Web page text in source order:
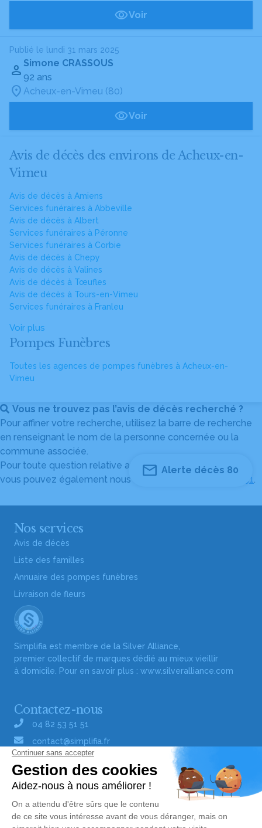
Voir
Publié le lundi 31 mars 2025
Simone CRASSOUS
92 ans
Acheux-en-Vimeu (80)
Voir
Avis de décès des environs de Acheux-en-
Vimeu
Avis de décès à Amiens
Services funéraires à Abbeville
Avis de décès à Albert
Services funéraires à Péronne
Services funéraires à Corbie
Avis de décès à Chepy
Avis de décès à Valines
Avis de décès à Tœufles
Avis de décès à Tours-en-Vimeu
Services funéraires à Franleu
Voir plus
Pompes Funèbres
Toutes les agences de pompes funèbres à Acheux-en-
Vimeu
Vous ne trouvez pas l’avis de décès recherché ?
Pour affiner votre recherche, utilisez la barre de recherche
en renseignant le nom de la personne concernée ou la
commune associée.
Pour toute question relative au fonctionnement du site,
vous pouvez également nous contacter au
04 82 53 51 51.
Alerte décès 80
Nos services
Avis de décès
Liste des familles
Annuaire des pompes funèbres
Livraison de fleurs
Simplifia est membre de la Silver Alliance,
premier collectif de marques dédié au mieux vieillir
à domicile. Pour en savoir plus : www.silveralliance.com
Contactez-nous
04 82 53 51 51
contact@simplifia.fr
Réseaux sociaux